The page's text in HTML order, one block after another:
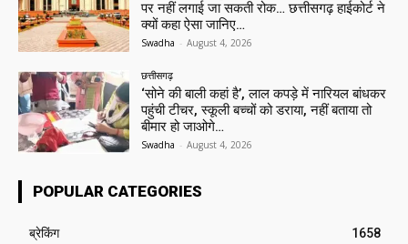
पर नहीं लगाई जा सकती रोक… छत्तीसगढ़ हाईकोर्ट ने
क्यों कहा ऐसा जानिए…
Swadha - August 4, 2026
छत्तीसगढ़
‘सोने की बाली कहां है’, लाल कपड़े में नारियल बांधकर
पहुंची टीचर, स्कूली बच्चों को डराया, नहीं बताया तो
बीमार हो जाओगे…
Swadha - August 4, 2026
POPULAR CATEGORIES
ब्रेकिंग
1658